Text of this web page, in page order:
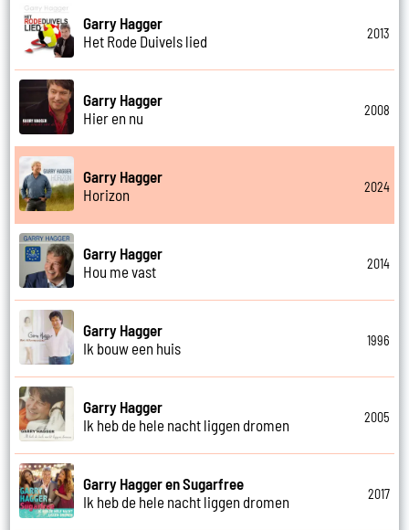
Garry Hagger
Het Rode Duivels lied
2013
Garry Hagger
Hier en nu
2008
Garry Hagger
Horizon
2024
Garry Hagger
Hou me vast
2014
Garry Hagger
Ik bouw een huis
1996
Garry Hagger
Ik heb de hele nacht liggen dromen
2005
Garry Hagger en Sugarfree
Ik heb de hele nacht liggen dromen
2017